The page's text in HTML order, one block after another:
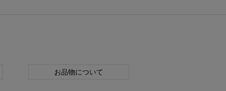
お品物について